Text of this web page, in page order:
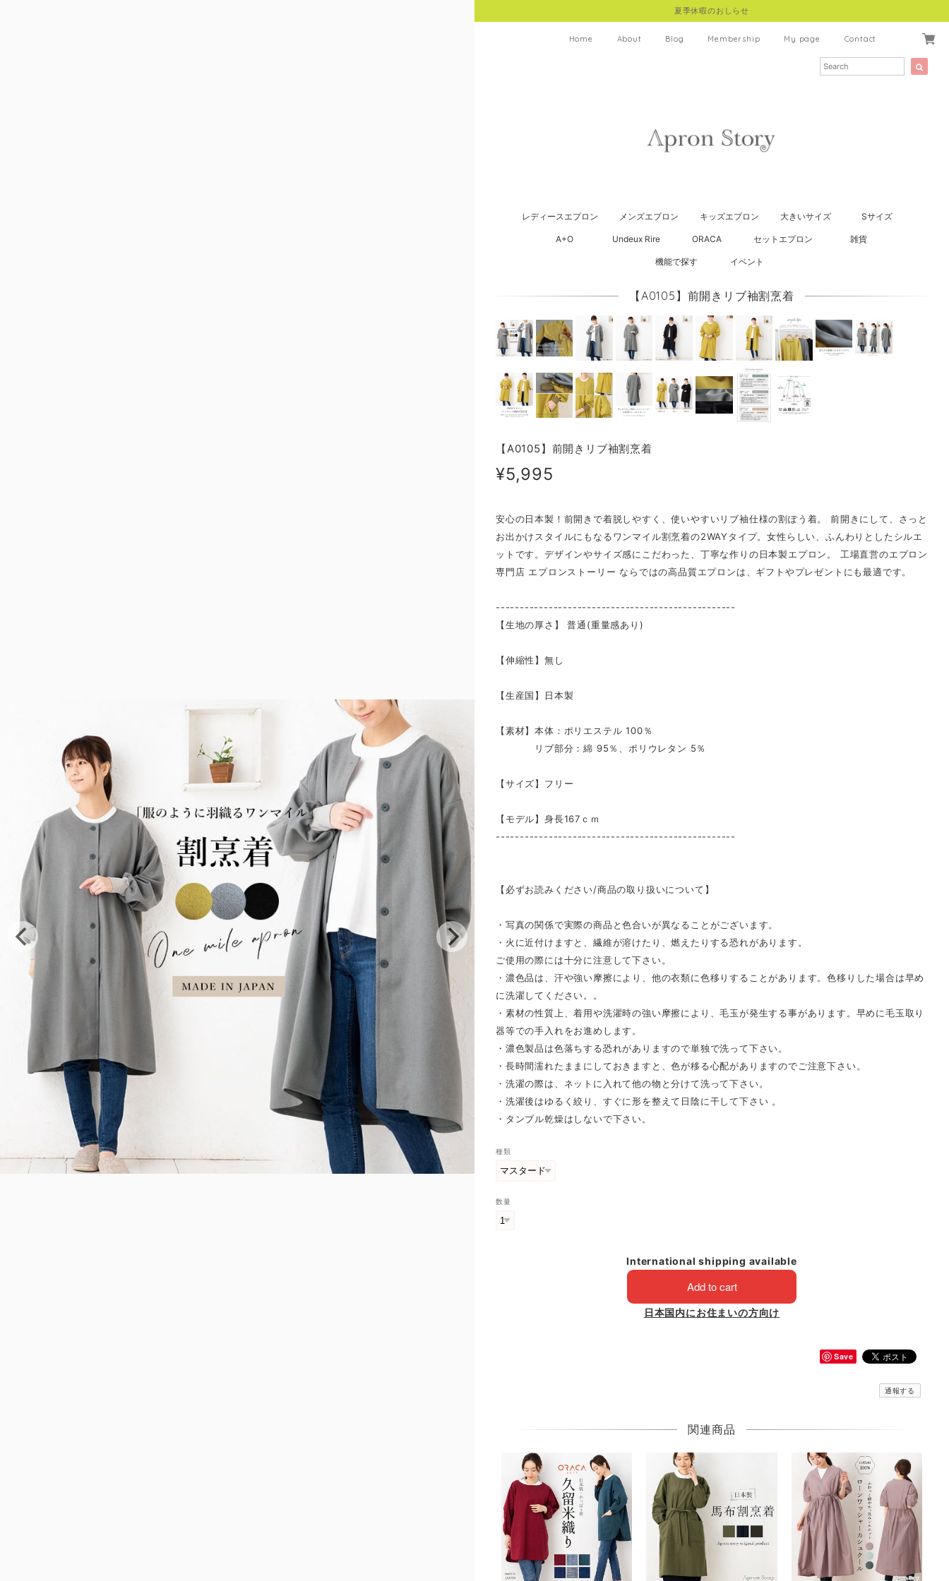
夏季休暇のおしらせ
Home About Blog Membership My page Contact
レディースエプロン メンズエプロン キッズエプロン 大きいサイズ Sサイズ
A+O Undeux Rire ORACA セットエプロン 雑貨
機能で探す イベント
【A0105】前開きリブ袖割烹着
【A0105】前開きリブ袖割烹着
¥5,995
安心の日本製！前開きで着脱しやすく、使いやすいリブ袖仕様の割ぽう着。 前開きにして、さっと
お出かけスタイルにもなるワンマイル割烹着の2WAYタイプ。女性らしい、ふんわりとしたシルエ
ットです。デザインやサイズ感にこだわった、丁寧な作りの日本製エプロン。 工場直営のエプロン
専門店 エプロンストーリー ならではの高品質エプロンは、ギフトやプレゼントにも最適です。
--------------------------------------------------
【生地の厚さ】 ​普通(重量感あり)
【伸縮性】無し
【生産国】日本製
【素材】本体：ポリエステル 100％
リブ部分：綿 95％、ポリウレタン 5％
【サイズ】フリー
【モデル】身長167ｃｍ
--------------------------------------------------
【必ずお読みください/商品の取り扱いについて】
・写真の関係で実際の商品と色合いが異なることがございます。
・火に近付けますと、繊維が溶けたり、燃えたりする恐れがあります。
ご使用の際には十分に注意して下さい。
・濃色品は、汗や強い摩擦により、他の衣類に色移りすることがあります。色移りした場合は早め
に洗濯してください。。
・素材の性質上、着用や洗濯時の強い摩擦により、毛玉が発生する事があります。早めに毛玉取り
器等での手入れをお進めします。
・濃色製品は色落ちする恐れがありますので単独で洗って下さい。
・長時間濡れたままにしておきますと、色が移る心配がありますのでご注意下さい。
・洗濯の際は、ネットに入れて他の物と分けて洗って下さい。
・洗濯後はゆるく絞り、すぐに形を整えて日陰に干して下さい 。
・タンブル乾燥はしないで下さい。
種類
数量
International shipping available
Add to cart
日本国内にお住まいの方向け
Save
通報する
関連商品